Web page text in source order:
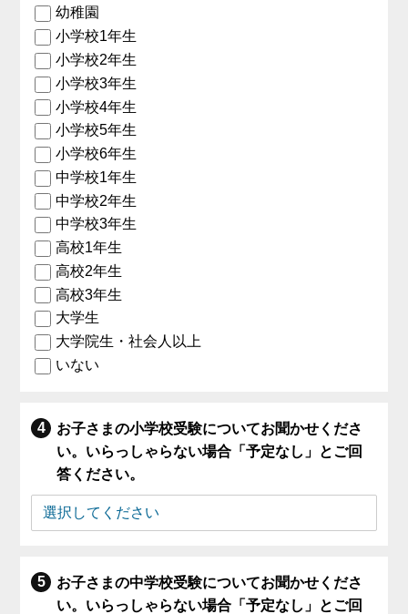
幼稚園
小学校1年生
小学校2年生
小学校3年生
小学校4年生
小学校5年生
小学校6年生
中学校1年生
中学校2年生
中学校3年生
高校1年生
高校2年生
高校3年生
大学生
大学院生・社会人以上
いない
お子さまの小学校受験についてお聞かせくださ
い。いらっしゃらない場合「予定なし」とご回
答ください。
お子さまの中学校受験についてお聞かせくださ
い。いらっしゃらない場合「予定なし」とご回